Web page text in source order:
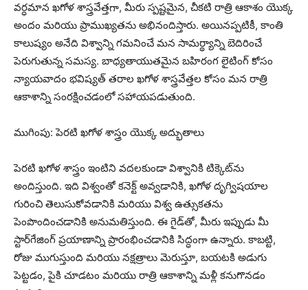
వర్ధమాన ఖగోళ శాస్త్రవేత్తగా, మీరు స్పష్టమైన, చీకటి రాత్రి ఆకాశం యొక్క
అందం మరియు ప్రాముఖ్యతను అభినందిస్తారు. అయినప్పటికీ, కాంతి
కాలుష్యం అనేది విశ్వాన్ని గమనించే మన సామర్థ్యాన్ని బెదిరించే
పెరుగుతున్న సమస్య. బాధ్యతాయుతమైన బహిరంగ లైటింగ్ కోసం
న్యాయవాదం భవిష్యత్ తరాల ఖగోళ శాస్త్రవేత్తల కోసం మన రాత్రి
ఆకాశాన్ని సంరక్షించడంలో సహాయపడుతుంది.
ముగింపు: పెరటి ఖగోళ శాస్త్రం యొక్క అద్భుతాలు
పెరటి ఖగోళ శాస్త్రం ఇంటిని వదలకుండా విశ్వానికి టిక్కెట్‌ను
అందిస్తుంది. ఇది విశ్వంతో కనెక్ట్ అవ్వడానికి, ఖగోళ దృగ్విషయాల
గురించి తెలుసుకోవడానికి మరియు విశ్వ ఉత్సుకతను
పెంపొందించడానికి అనుమతిస్తుంది. ఈ గైడ్‌తో, మీరు ఇప్పుడు మీ
స్టార్‌గేజింగ్ ప్రయాణాన్ని ప్రారంభించడానికి సిద్ధంగా ఉన్నారు. కాబట్టి,
రోజు ముగుస్తుంది మరియు నక్షత్రాలు మెరుస్తూ, బయటకి అడుగు
పెట్టడం, పైకి చూడటం మరియు రాత్రి ఆకాశాన్ని మళ్లీ కనుగొనడం